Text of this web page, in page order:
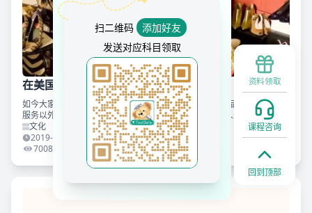
在美国怎样买买买最省钱？全美剁手指南
如今大家痴迷于“海淘”的程度日渐增长！除了国外商品的品质保证和优质
服务以外，相信价格绝对是个重要的因素。 小弟我把华人最爱的热门商
品对比了一番，东西在当地购买真的是很很很很hin便宜啊，不买怎么对
得起出这一趟远门
文化
2019-08-24 10:01:30
7008
资料领取
课程咨询
回到顶部
扫二维码
添加好友
发送对应科目领取